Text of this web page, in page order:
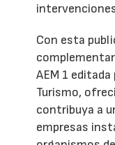
Con esta
AEM 1
Turismo,
contribuya a
empresas